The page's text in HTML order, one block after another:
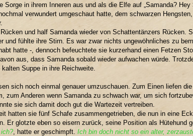
Sorge in ihrem Inneren aus und als die Elfe auf „Samanda? Hey
verwundert umgeschaut hatte, dem schwarzen
und half Samanda wieder von Schattentänzers Rücken.
und fühlte ihre Stirn. Es war zwar nichts ungewöhnliches zu
hatte -, dennoch befeuchtete sie kurzerhand einen Fetzen
aus, dass Samanda sobald wieder aufwachen würde.
Suppe in ihre Reichweite.
sich noch einmal genauer umzuschauen. Zum Einen liefen
zum Anderen wenn Samanda zu schwach war, um sich
sie sich damit doch gut die Wartezeit vertreiben.
hatten sie fünf Schafe zusammengetrieben, die nun in eine
Er glotzte eben so eisern zurück, seine Position als Hütehund
, hatte er geschimpft. Ich bin doch nicht so ein alter,